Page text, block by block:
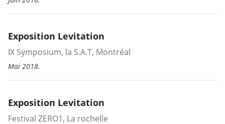
Exposition Levitation
IX Symposium, la S.A.T, Montréal
Mai 2018.
Exposition Levitation
Festival ZERO1, La rochelle